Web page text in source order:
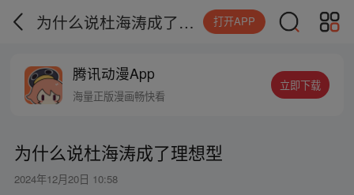
为什么说杜海涛成了理想型 打开APP
腾讯动漫App
海量正版漫画畅快看
立即下载
为什么说杜海涛成了理想型
2024年12月20日 10:58